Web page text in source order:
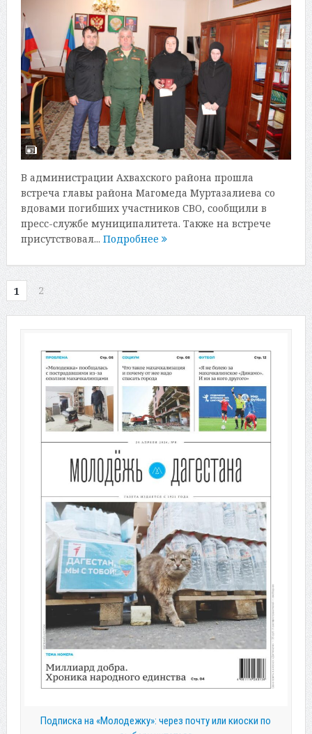
В администрации Ахвахского района прошла
встреча главы района Магомеда Муртазалиева со
вдовами погибших участников СВО, сообщили в
пресс-службе муниципалитета. Также на встрече
присутствовал... Подробнее
1 2
Подписка на «Молодежку»: через почту или киоски по